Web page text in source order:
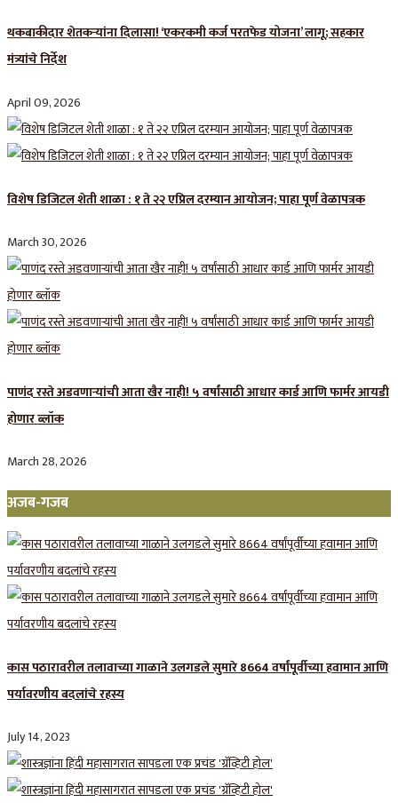
थकबाकीदार शेतकऱ्यांना दिलासा! ‘एकरकमी कर्ज परतफेड योजना’ लागू; सहकार
मंत्र्यांचे निर्देश
April 09, 2026
विशेष डिजिटल शेती शाळा : १ ते २२ एप्रिल दरम्यान आयोजन; पाहा पूर्ण वेळापत्रक
March 30, 2026
पाणंद रस्ते अडवणाऱ्यांची आता खैर नाही! ५ वर्षांसाठी आधार कार्ड आणि फार्मर आयडी
होणार ब्लॉक
March 28, 2026
अजब-गजब
कास पठारावरील तलावाच्या गाळाने उलगडले सुमारे 8664 वर्षांपूर्वीच्या हवामान आणि
पर्यावरणीय बदलांचे रहस्य
July 14, 2023